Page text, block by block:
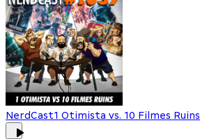
NerdCast1 Otimista vs. 10 Filmes Ruins